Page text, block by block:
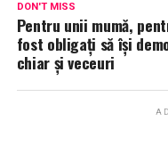
DON'T MISS
Pentru unii mumă,
fost obligați să își
chiar și veceuri